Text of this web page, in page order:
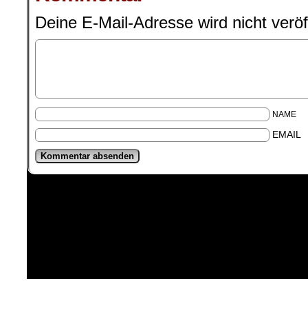
Deine E-Mail-Adresse wird nicht
NAME
EMAIL